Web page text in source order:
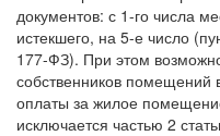
документов: с 1-го числа
истекшего, на 5-е число
177-ФЗ). При этом
собственников помещений
оплаты за жилое
исключается частью 2